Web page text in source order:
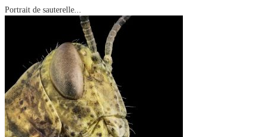
Portrait de sauterelle...